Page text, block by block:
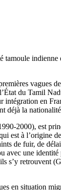
vagues
du Tamil
en
déjà la
2000), est
est à l’origine
de fuir, de
une
retrouvent
en situation